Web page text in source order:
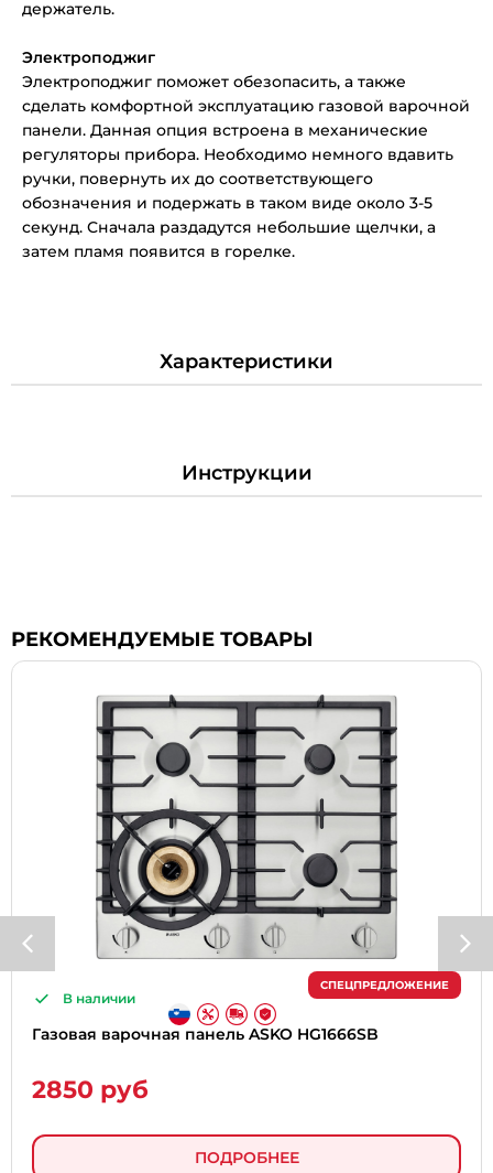
Характеристики
Инструкции
держатель.
Электроподжиг
Электроподжиг поможет обезопасить, а также
сделать комфортной эксплуатацию газовой варочной
панели. Данная опция встроена в механические
регуляторы прибора. Необходимо немного вдавить
ручки, повернуть их до соответствующего
обозначения и подержать в таком виде около 3-5
секунд. Сначала раздадутся небольшие щелчки, а
затем пламя появится в горелке.
РЕКОМЕНДУЕМЫЕ ТОВАРЫ
В наличии
СПЕЦПРЕДЛОЖЕНИЕ
Газовая варочная панель ASKO HG1666SB
2850 руб
ПОДРОБНЕЕ